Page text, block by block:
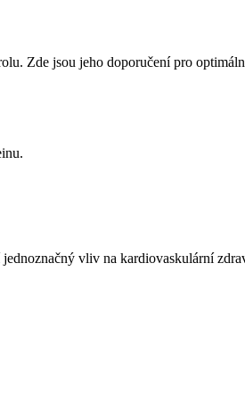
Zde jsou jeho doporučení pro
vliv na kardiovaskulární